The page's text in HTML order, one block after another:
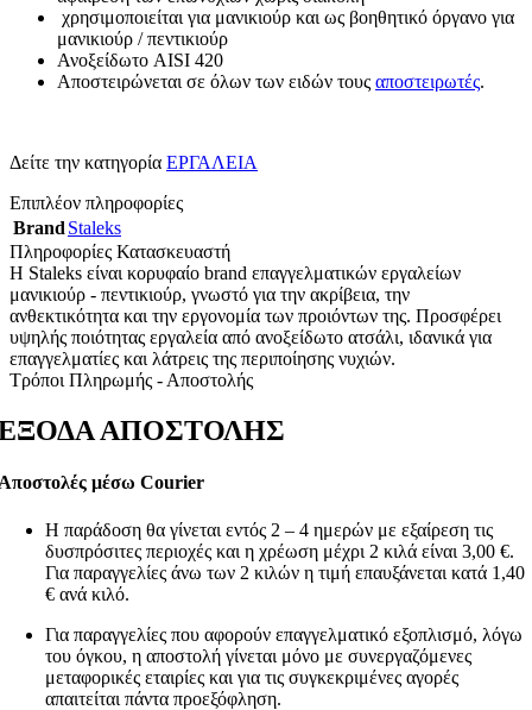
χρησιμοποιείται για μανικιούρ και ως βοηθητικό όργανο για
μανικιούρ / πεντικιούρ
Ανοξείδωτο AISI 420
Αποστειρώνεται σε όλων των ειδών τους αποστειρωτές.
Δείτε την κατηγορία ΕΡΓΑΛΕΙΑ
Επιπλέον πληροφορίες
Brand Staleks
Πληροφορίες Κατασκευαστή
Η Staleks είναι κορυφαίο brand επαγγελματικών εργαλείων
μανικιούρ - πεντικιούρ, γνωστό για την ακρίβεια, την
ανθεκτικότητα και την εργονομία των προιόντων της. Προσφέρει
υψηλής ποιότητας εργαλεία από ανοξείδωτο ατσάλι, ιδανικά για
επαγγελματίες και λάτρεις της περιποίησης νυχιών.
Τρόποι Πληρωμής - Αποστολής
ΑΠΟΣΤΟΛΗΣ
μέσω Courier
Η παράδοση θα γίνεται εντός 2 – 4 ημερών με εξαίρεση τις
δυσπρόσιτες περιοχές και η χρέωση μέχρι 2 κιλά είναι 3,00 €.
Για παραγγελίες άνω των 2 κιλών η τιμή επαυξάνεται κατά 1,40
€ ανά κιλό.
Για παραγγελίες που αφορούν επαγγελματικό εξοπλισμό, λόγω
του όγκου, η αποστολή γίνεται μόνο με συνεργαζόμενες
μεταφορικές εταιρίες και για τις συγκεκριμένες αγορές
απαιτείται πάντα προεξόφληση.